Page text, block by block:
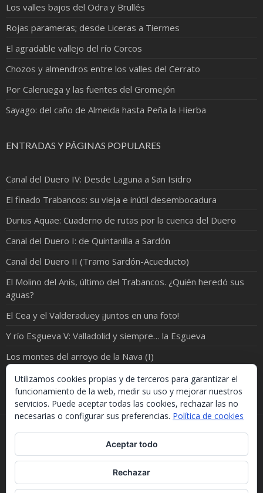
Los valles bajos del Odra y Brullés
Rojas parameras; desde Liceras a Tiermes
El agradable vallejo del río Corcos
Chozos y almendros entre los valles del Cerrato
Por Caleruega y las fuentes del Gromejón
Sayago: del caño de Almeida hasta Peña la Hierba
ENTRADAS Y PÁGINAS POPULARES
Canal del Duero IV: Desde Laguna a San Isidro
El finado Trabancos: su vieja e inútil desembocadura
Durius Aquae: Cuaderno de rutas por la cuenca del Duero
Canal del Duero I: de Quintanilla a Sardón
Canal del Duero II (Tramo Sardón-Acueducto)
El Molino del Anís, último del Trabancos. ¿Quién heredó sus
aguas?
El Cea y el Valderaduey ¡juntos en una foto!
Y río Esgueva V: Valladolid y siempre… la Esgueva
Los montes del arroyo de la Nava (I)
Riosvueltos (I): Hacia el encuentro de Yeltes y Huebra
Si necesitas algo de este blog puedes cogerlo, lo único
que te pido es que menciones la procedencia. Gracias.
Should you need something from this blog, just take it.
The only thing I'd ask you is to mention this site. Many
thanks.
Utilizamos cookies propias y de terceros para garantizar el
funcionamiento de la web, medir su uso y mejorar nuestros
servicios. Puede aceptar todas las cookies, rechazar las no
necesarias o configurar sus preferencias. Política de cookies
Aceptar todo
Rechazar